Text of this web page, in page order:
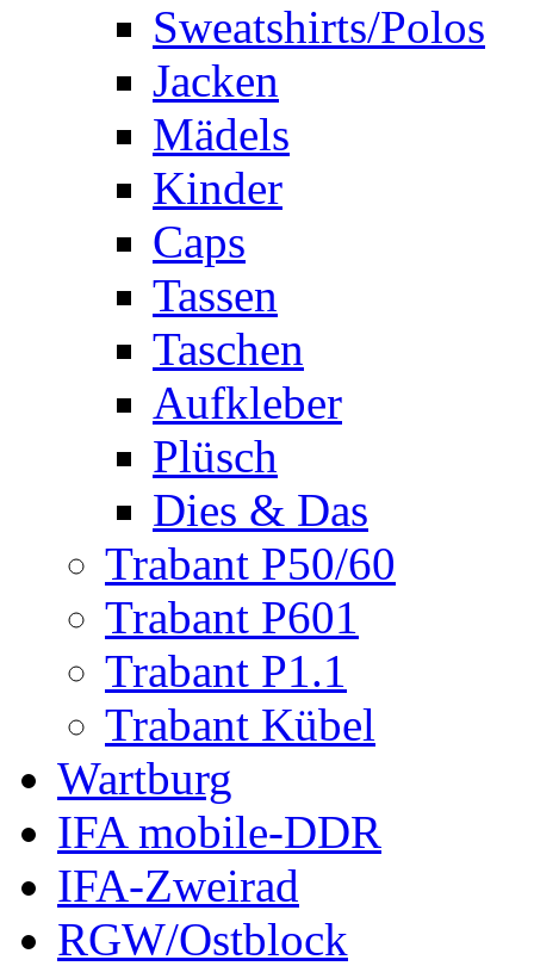
Sweatshirts/Polos
Jacken
Mädels
Kinder
Caps
Tassen
Taschen
Aufkleber
Plüsch
Dies & Das
Trabant P50/60
Trabant P601
Trabant P1.1
Trabant Kübel
Wartburg
IFA mobile-DDR
IFA-Zweirad
RGW/Ostblock